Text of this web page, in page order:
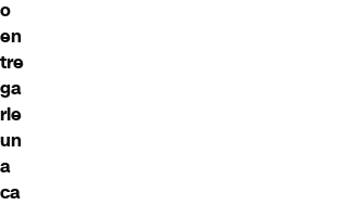
o
en
tre
ga
rle
un
a
ca